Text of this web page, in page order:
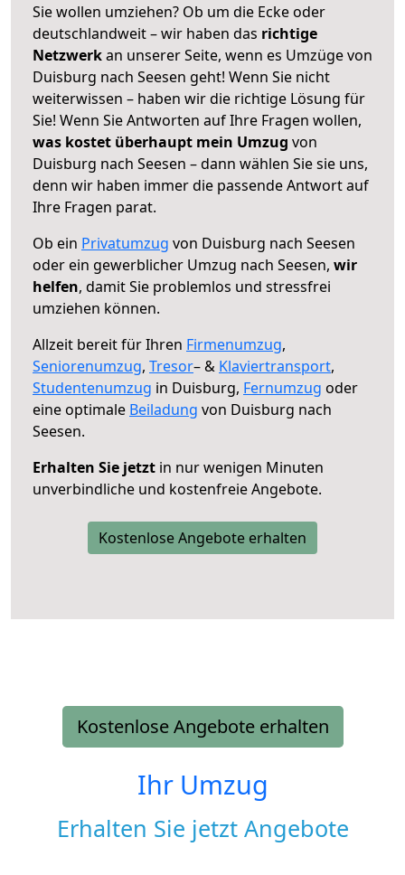
Sie wollen umziehen? Ob um die Ecke oder
deutschlandweit – wir haben das richtige
Netzwerkan unserer Seite, wenn es Umzüge von
Duisburg nach Seesen geht! Wenn Sie nicht
weiterwissen – haben wir die richtige Lösung für
Sie! Wenn Sie Antworten auf Ihre Fragen wollen,
was kostet überhaupt mein Umzug von
Duisburg nach Seesen – dann wählen Sie sie uns,
denn wir haben immer die passende Antwort auf
Ihre Fragen parat.
Ob ein Privatumzug von Duisburg nach Seesen
oder ein gewerblicher Umzug nach Seesen, wir
helfen, damit Sie problemlos und stressfrei
umziehen können.
Allzeit bereit für Ihren Firmenumzug,
Seniorenumzug, Tresor– & Klaviertransport,
Studentenumzug in Duisburg, Fernumzug oder
eine optimale Beiladung von Duisburg nach
Seesen.
Erhalten Sie jetzt in nur wenigen Minuten
unverbindliche und kostenfreie Angebote.
Kostenlose Angebote erhalten
Kostenlose Angebote erhalten
Ihr Umzug
Erhalten Sie jetzt Angebote